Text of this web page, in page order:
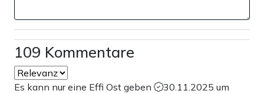
109 Kommentare
Es kann nur eine Effi Ost geben
30.11.2025 um